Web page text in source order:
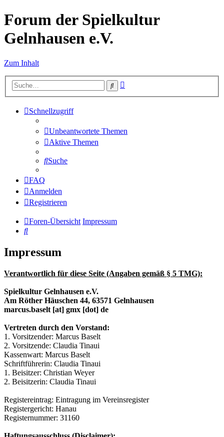
Forum der Spielkultur
Gelnhausen e.V.
Zum Inhalt
Suche
Schnellzugriff
Unbeantwortete Themen
Aktive Themen
Suche
FAQ
Anmelden
Registrieren
Foren-Übersicht Impressum
Suche
Impressum
Verantwortlich für diese Seite (Angaben gemäß § 5 TMG):
Spielkultur Gelnhausen e.V.
Am Röther Häuschen 44, 63571 Gelnhausen
marcus.baselt [at] gmx [dot] de
Vertreten durch den Vorstand:
1. Vorsitzender: Marcus Baselt
2. Vorsitzende: Claudia Tinaui
Kassenwart: Marcus Baselt
Schriftführerin: Claudia Tinaui
1. Beisitzer: Christian Weyer
2. Beisitzerin: Claudia Tinaui
Registereintrag: Eintragung im Vereinsregister
Registergericht: Hanau
Registernummer: 31160